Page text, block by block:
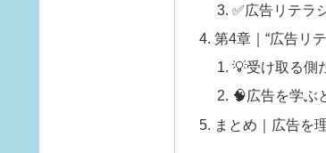
✅広告リテラ
第4章｜“広告リ
💡受け取る側
🧠広告を学ぶ
まとめ｜広告を